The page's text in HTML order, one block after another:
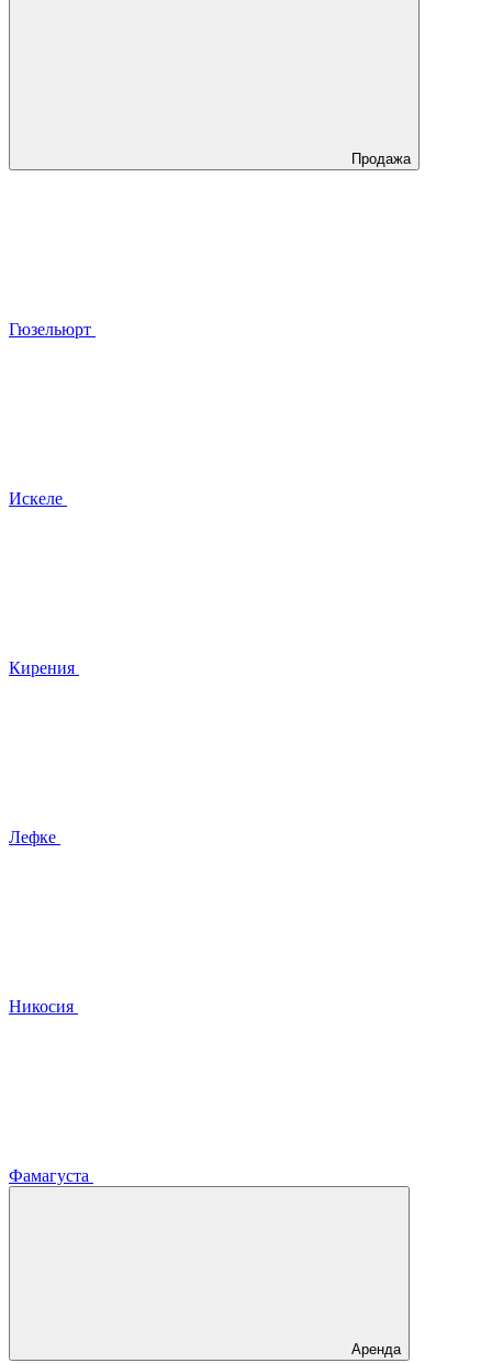
Продажа
Гюзельюрт
Искеле
Кирения
Лефке
Никосия
Фамагуста
Аренда